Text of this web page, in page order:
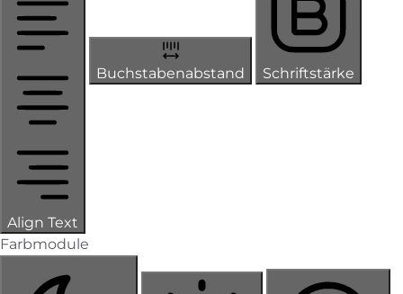
Align Text
Buchstabenabstand Schriftstärke
Farbmodule